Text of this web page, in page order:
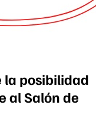
la posibilidad
al Salón de